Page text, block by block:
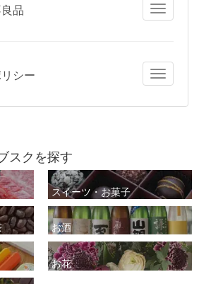
Toggle
品
Toggle
シー
スクを探す
スイーツ・お菓子
お酒
お花